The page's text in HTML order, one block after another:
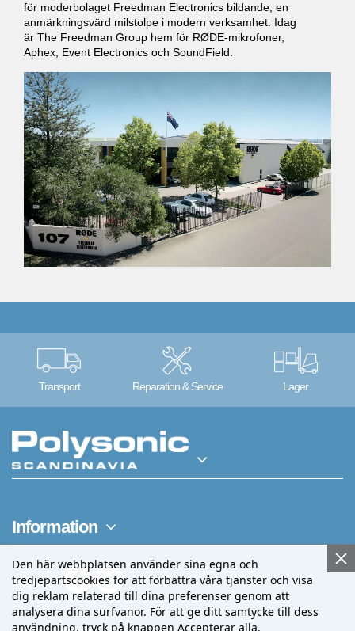
för moderbolaget Freedman Electronics bildande, en
anmärkningsvärd milstolpe i modern verksamhet. Idag
är The Freedman Group hem för RØDE-mikrofoner,
Aphex, Event Electronics och SoundField.
Transport Reparation & Service Lager
Information
Den här webbplatsen använder sina egna och
tredjepartscookies för att förbättra våra tjänster och visa
dig reklam relaterad till dina preferenser genom att
analysera dina surfvanor. För att ge ditt samtycke till dess
användning, tryck på knappen Accepterar alla.
Följ oss